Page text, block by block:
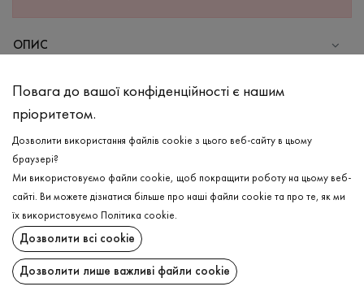
ОПИС
Бавовна - 95%, Еластан - 5%
Прання в холодній воді (до 30 ° C)
Відбілювання заборонено
Прасувати при низькій температурі
Не можна віджимати і сушити в пральній машині
ДОСТАВКА
ПОВЕРНЕННЯ
Повага до вашої конфіденційності є нашим
пріоритетом.
Дозволити використання файлів cookie з цього веб-сайту в цьому
браузері?
Ми використовуємо файли cookie, щоб покращити роботу на цьому веб-
сайті. Ви можете дізнатися більше про наші файли cookie та про те, як ми
їх використовуємо
Політика cookie.
Дозволити всі cookie
Дозволити лише важливі файли cookie